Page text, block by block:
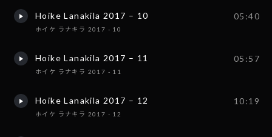
Hoike Lanakila 2017 – 10
ホイケ ラナキラ 2017 - 10
05:40
Hoike Lanakila 2017 – 11
ホイケ ラナキラ 2017 - 11
05:57
Hoike Lanakila 2017 – 12
ホイケ ラナキラ 2017 - 12
10:19